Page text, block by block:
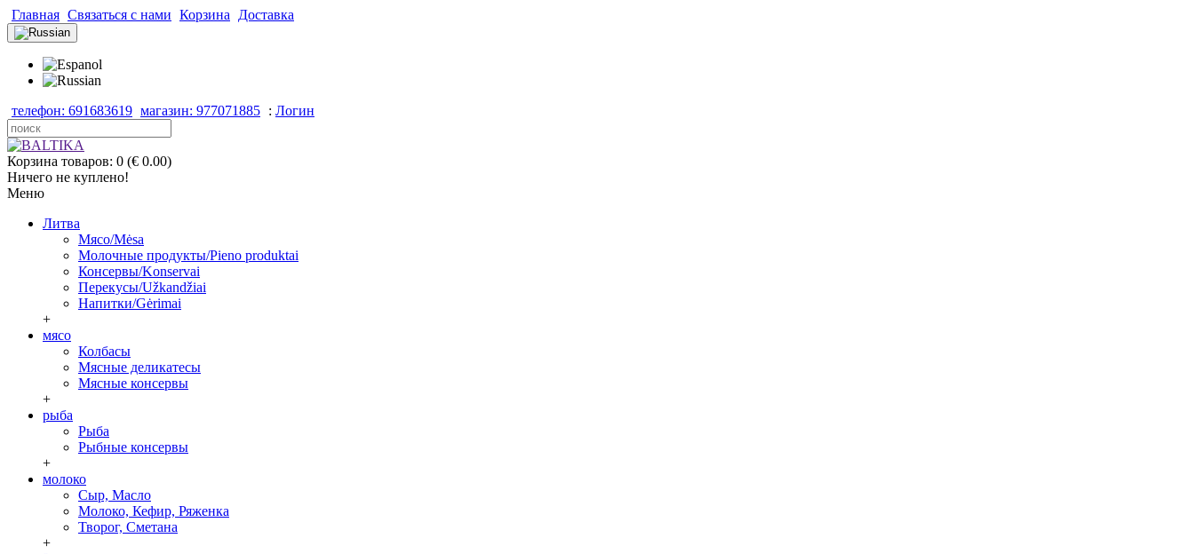
Главная Связаться с нами Корзина Доставка
телефон: 691683619 магазин: 977071885 : Логин
Корзина товаров: 0 (€ 0.00)
Ничего не куплено!
Меню
Литва
Мясо/Mėsa
Молочные продукты/Pieno produktai
Консервы/Konservai
Перекусы/Užkandžiai
Напитки/Gėrimai
+
мясо
Колбасы
Мясные деликатесы
Мясные консервы
+
рыба
Рыба
Рыбные консервы
+
молоко
Сыр, Масло
Молоко, Кефир, Ряженка
Творог, Сметана
+